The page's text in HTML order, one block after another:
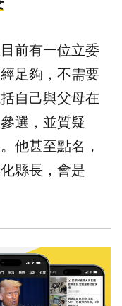
前有一位立委
足夠，不需要
自己與父母在
選，並質疑
他甚至點名，
縣長，會是